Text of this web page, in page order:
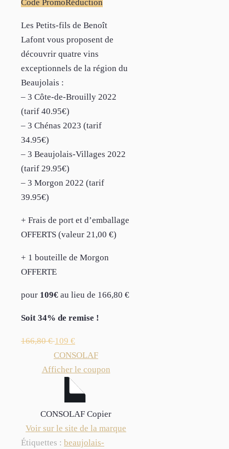
Code PromoRéduction
Les Petits-fils de Benoît
Lafont vous proposent de
découvrir quatre vins
exceptionnels de la région du
Beaujolais :
– 3 Côte-de-Brouilly 2022
(tarif 40.95€)
– 3 Chénas 2023 (tarif
34.95€)
– 3 Beaujolais-Villages 2022
(tarif 29.95€)
– 3 Morgon 2022 (tarif
39.95€)
+ Frais de port et d’emballage
OFFERTS (valeur 21,00 €)
+ 1 bouteille de Morgon
OFFERTE
pour 109€ au lieu de 166,80 €
Soit 34% de remise !
166,80€ 109 €
CONSOLAF
Afficher le coupon
CONSOLAFCopier
Voir sur le site de la marque
Étiquettes : beaujolais-